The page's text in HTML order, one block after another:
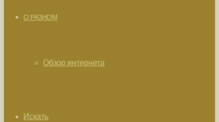
О РАЗНОМ
Обзор интернета
Искать